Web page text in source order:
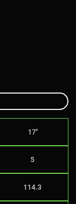
17''
5
114.3